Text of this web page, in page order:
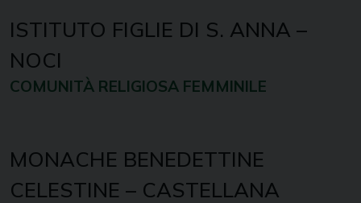
ISTITUTO FIGLIE DI S. ANNA –
NOCI
COMUNITÀ RELIGIOSA FEMMINILE
MONACHE BENEDETTINE
CELESTINE – CASTELLANA